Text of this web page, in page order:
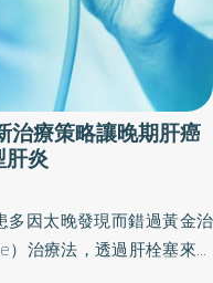
應早期針對代謝異常進行
細胞癌篩檢。這一研究結果
的見解，尤其是對代謝異
提出了重要的臨床建議。
頂尖期刊《肝病學雜誌》
域的高度關注。 B型肝
團隊針
的資料追蹤分析。主持本研
患者合併代謝異常（如糖
增加死亡率，且合併的代
治療策略讓晚期肝癌
炎
因太晚發現而錯過黃金治
治療法，透過肝栓塞來降